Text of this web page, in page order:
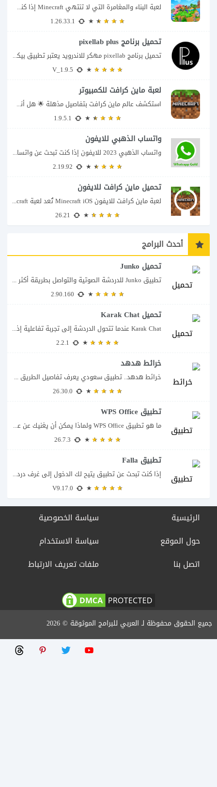
لعبة البناء والمغامرة التي لا تنتهي Minecraft إذا كنت تبحث عن لعبة تمنحك حرية...
تحميل برنامج pixellab plus
تحميل برنامج pixellab مهكر للاندرويد يعتبر تطبيق بيكسلاب من اشهر تطبيقات التعديل والتحرير، بحيث...
لعبة ماين كرافت للكمبيوتر
استكشف عالم ماين كرافت بتفاصيل مذهلة 🌟 هل أنت مستعد لمغامرة أكثر إثارة في...
واتساب الذهبي للايفون
واتساب الذهبي 2023 للايفون إذا كنت تبحث عن واتساب الذهبي للايفون فأنت في الموقع...
تحميل ماين كرافت للايفون
لعبة ماين كرافت للايفون Minecraft iOS تُعد لعبة Minecraft واحدة من أكثر الألعاب شعبية...
أحدث البرامج
تحميل Junko
تطبيق Junko للدردشة الصوتية والتواصل بطريقة أكثر تفاعلاً يأتي تطبيق Junko – Voice Chat...
تحميل Karak Chat
Karak Chat عندما تتحول الدردشة إلى تجربة تفاعلية إذا كنت تبحث عن تطبيق لا...
خرائط هدهد
خرائط هدهد.. تطبيق سعودي يعرف تفاصيل الطريق قبل أن تبدأ رحلتك يقدم تطبيق خرائط...
تطبيق WPS Office
ما هو تطبيق WPS Office ولماذا يمكن أن يغنيك عن عدة تطبيقات؟ يُعد تطبيق...
تطبيق Falla
إذا كنت تبحث عن تطبيق يتيح لك الدخول إلى غرف دردشة صوتية مباشرة والتحدث...
الرئيسية
حول الموقع
اتصل بنا
سياسة الخصوصية
سياسة الاستخدام
ملفات تعريف الارتباط
جميع الحقوق محفوظة لـ العربي للبرامج الموثوقة © 2026